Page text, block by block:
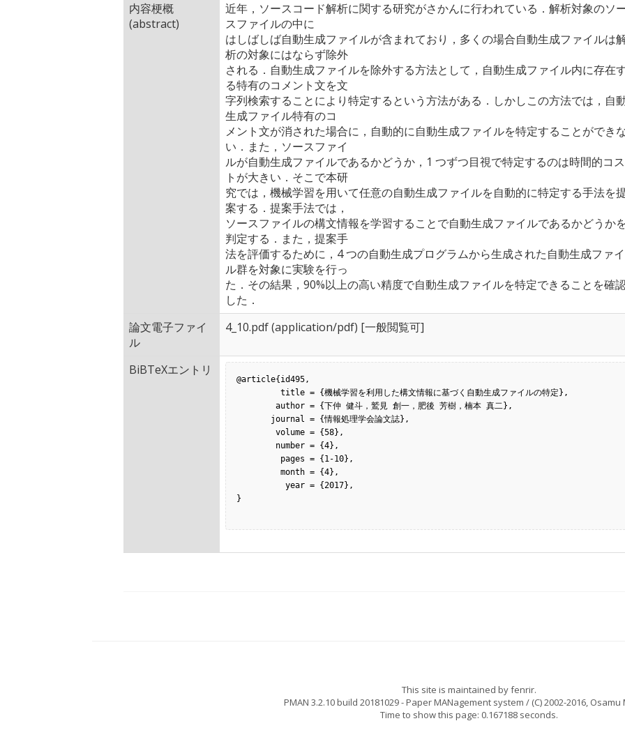
内容梗概
(abstract)
近年，ソースコード解析に関する研究がさかんに行われている．解析対象のソ
スファイルの中に
はしばしば自動生成ファイルが含まれており，多くの場合自動生成ファイルは
析の対象にはならず除外
される．自動生成ファイルを除外する方法として，自動生成ファイル内に存在
る特有のコメント文を文
字列検索することにより特定するという方法がある．しかしこの方法では，自
生成ファイル特有のコ
メント文が消された場合に，自動的に自動生成ファイルを特定することができ
い．また，ソースファイ
ルが自動生成ファイルであるかどうか，1 つずつ目視で特定するのは時間的コス
トが大きい．そこで本研
究では，機械学習を用いて任意の自動生成ファイルを自動的に特定する手法を
案する．提案手法では，
ソースファイルの構文情報を学習することで自動生成ファイルであるかどうか
判定する．また，提案手
法を評価するために，4 つの自動生成プログラムから生成された自動生成ファイ
ル群を対象に実験を行っ
た．その結果，90%以上の高い精度で自動生成ファイルを特定できることを確
した．
論文電子ファイ
ル
4_10.pdf(application/pdf) [一般閲覧可]
BiBTeXエントリ
@article{id495,
}
This site is maintained byfenrir.
PMAN 3.2.10 build 20181029- Paper MANagement system / (C) 2002-2016, Osamu
Time to show this page: 0.167188 seconds.